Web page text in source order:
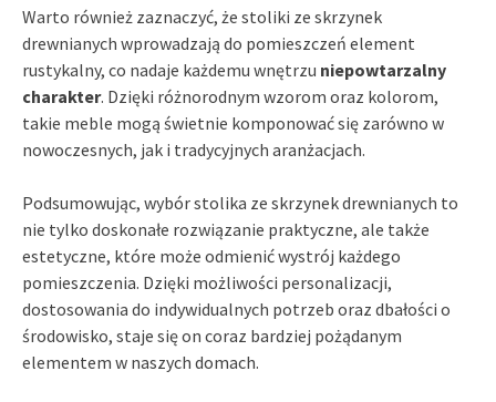
Warto również zaznaczyć, że stoliki ze skrzynek
drewnianych wprowadzają do pomieszczeń element
rustykalny, co nadaje każdemu wnętrzu niepowtarzalny
charakter. Dzięki różnorodnym wzorom oraz kolorom,
takie meble mogą świetnie komponować się zarówno w
nowoczesnych, jak i tradycyjnych aranżacjach.
Podsumowując, wybór stolika ze skrzynek drewnianych to
nie tylko doskonałe rozwiązanie praktyczne, ale także
estetyczne, które może odmienić wystrój każdego
pomieszczenia. Dzięki możliwości personalizacji,
dostosowania do indywidualnych potrzeb oraz dbałości o
środowisko, staje się on coraz bardziej pożądanym
elementem w naszych domach.